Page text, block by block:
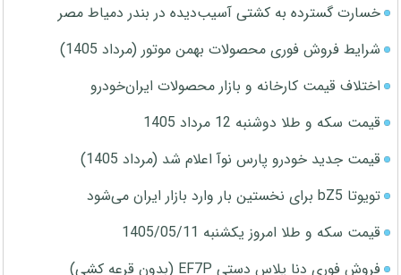
خسارت گسترده به کشتی آسیب‌دیده در بندر دمیاط مصر
شرایط فروش فوری محصولات بهمن موتور (مرداد 1405)
اختلاف قیمت کارخانه و بازار محصولات ایران‌خودرو
قیمت سکه و طلا دوشنبه 12 مرداد 1405
قیمت جدید خودرو پارس نوآ اعلام شد (مرداد 1405)
تویوتا bZ5 برای نخستین بار وارد بازار ایران می‌شود
قیمت سکه و طلا امروز یکشنبه 1405/05/11
فروش فوری دنا پلاس دستی EF7P (بدون قرعه کشی)